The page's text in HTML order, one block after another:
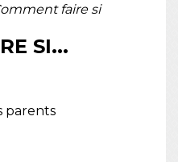
faire si
SI...
parents